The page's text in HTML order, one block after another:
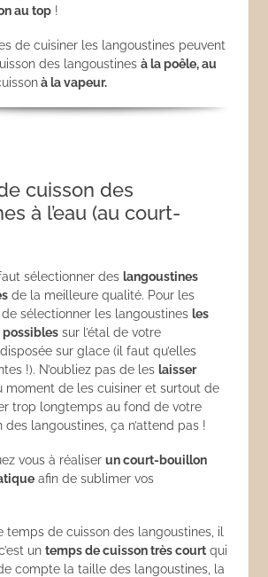
au top !
de cuisiner les langoustines peuvent
des langoustinesà la poêle, au
à la vapeur.
cuisson des
à l’eau (au court-
sélectionner des langoustines
de la meilleure qualité. Pour les
de sélectionner les langoustines les
sur l’étal de votre
sur glace (il faut qu’elles
!). N’oubliez pas de les laisser
moment de les cuisiner et surtout de
trop longtemps au fond de votre
des langoustines, ça n’attend pas !
vous à réaliserun court-bouillon
afin de sublimer vos
temps de cuisson des langoustines, il
untemps de cuisson très court qui
compte la taille des langoustines, la